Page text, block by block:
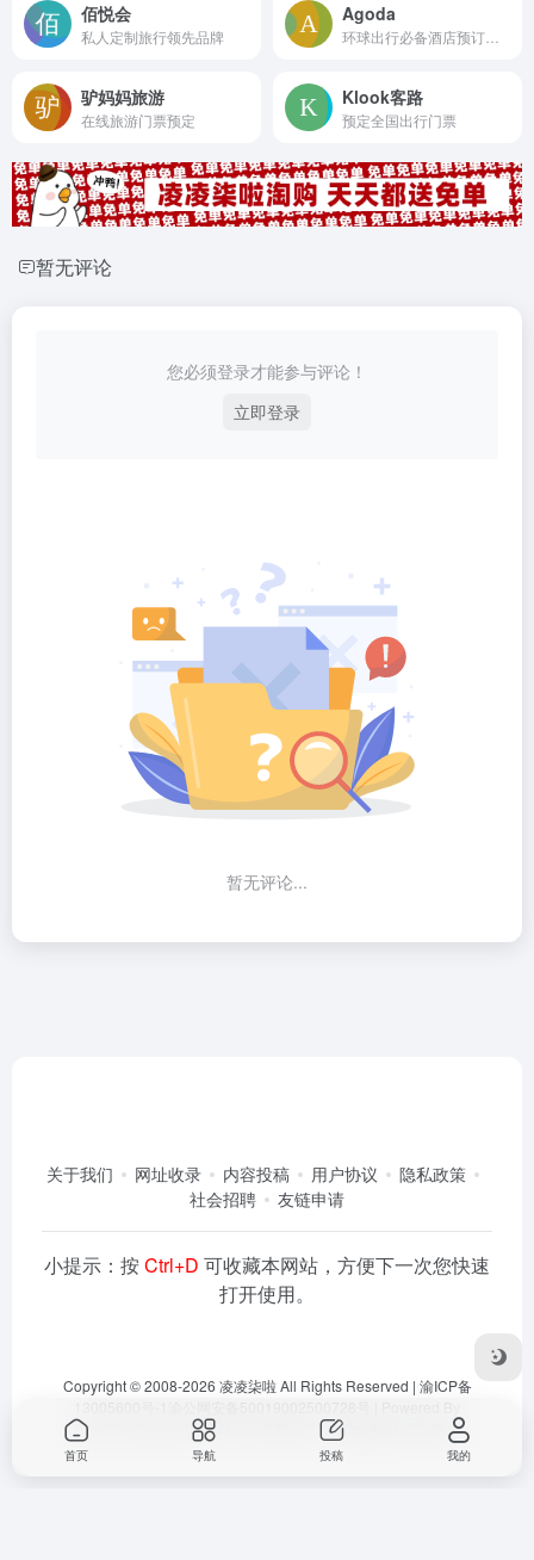
佰悦会
私人定制旅行领先品牌
Agoda
驴妈妈旅游
在线旅游门票预定
Klook客路
预定全国出行门票
暂无评论
您必须登录才能参与评论！
立即登录
暂无评论...
关于我们 网址收录 内容投稿 用户协议
隐私政策
社会招聘
友链申请
小提示：按Ctrl+D 可收藏本网站，方便下一次您快速
打开使用。
Copyright © 2008-2026 凌凌柒啦 All Rights Reserved | 渝ICP备
Dlaoo.Inc
Awalab| 本站运行在 由OneNav 强力驱动
首页 导航 投稿 我的